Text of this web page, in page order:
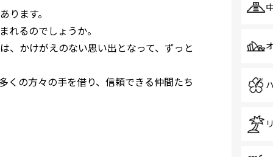
ります。
れるのでしょうか。
、かけがえのない思い出となって、ずっと
くの方々の手を借り、信頼できる仲間たち